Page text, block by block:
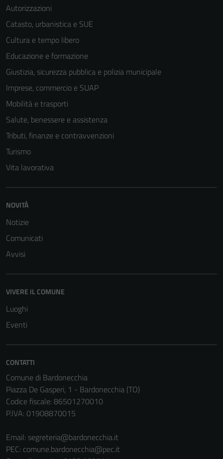
Autorizzazioni
Catasto, urbanistica e SUE
Cultura e tempo libero
Educazione e formazione
Giustizia, sicurezza pubblica e polizia municipale
Imprese, commercio e SUAP
Mobilità e trasporti
Salute, benessere e assistenza
Tributi, finanze e contravvenzioni
Turismo
Vita lavorativa
NOVITÀ
Notizie
Comunicati
Avvisi
VIVERE IL COMUNE
Luoghi
Eventi
CONTATTI
Comune di Bardonecchia
Piazza De Gasperi, 1 - Bardonecchia (TO)
Codice fiscale: 86501270010
P.IVA: 01908870015
Email: segreteria@bardonecchia.it
PEC: comune.bardonecchia@pec.it
del sito e non
Questi cookie